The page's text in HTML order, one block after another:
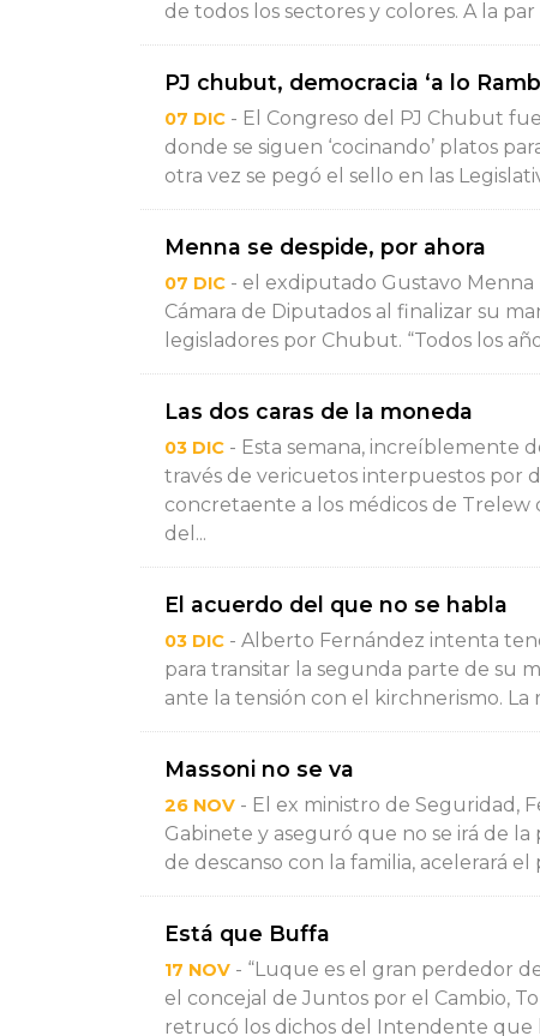
de todos los sectores y colores. A la par
PJ chubut, democracia ‘a lo
07 DIC - El Congreso del PJ Chubut
donde se siguen ‘cocinando’ platos
otra vez se pegó el sello en las
Menna se despide, por ahora
07 DIC - el exdiputado Gustavo Menna
Cámara de Diputados al finalizar su
legisladores por Chubut. “Todos los
Las dos caras de la moneda
03 DIC - Esta semana, increíblemente
través de vericuetos interpuestos por
concretaente a los médicos de
del...
El acuerdo del que no se habla
03 DIC - Alberto Fernández intenta
para transitar la segunda parte de su
ante la tensión con el kirchnerismo.
Massoni no se va
26 NOV - El ex ministro de Seguridad,
Gabinete y aseguró que no se irá de
de descanso con la familia, acelerará el
Está que Buffa
17 NOV - “Luque es el gran perdedor
el concejal de Juntos por el Cambio,
retrucó los dichos del Intendente que